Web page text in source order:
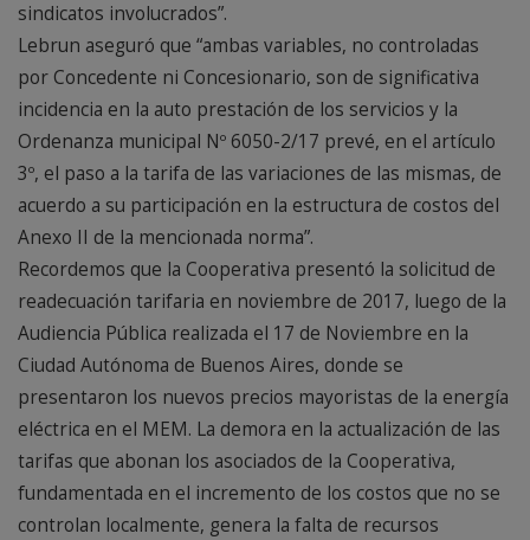
sindicatos involucrados”.
Lebrun aseguró que “ambas variables, no controladas
por Concedente ni Concesionario, son de significativa
incidencia en la auto prestación de los servicios y la
Ordenanza municipal Nº 6050-2/17 prevé, en el artículo
3º, el paso a la tarifa de las variaciones de las mismas, de
acuerdo a su participación en la estructura de costos del
Anexo II de la mencionada norma”.
Recordemos que la Cooperativa presentó la solicitud de
readecuación tarifaria en noviembre de 2017, luego de la
Audiencia Pública realizada el 17 de Noviembre en la
Ciudad Autónoma de Buenos Aires, donde se
presentaron los nuevos precios mayoristas de la energía
eléctrica en el MEM. La demora en la actualización de las
tarifas que abonan los asociados de la Cooperativa,
fundamentada en el incremento de los costos que no se
controlan localmente, genera la falta de recursos